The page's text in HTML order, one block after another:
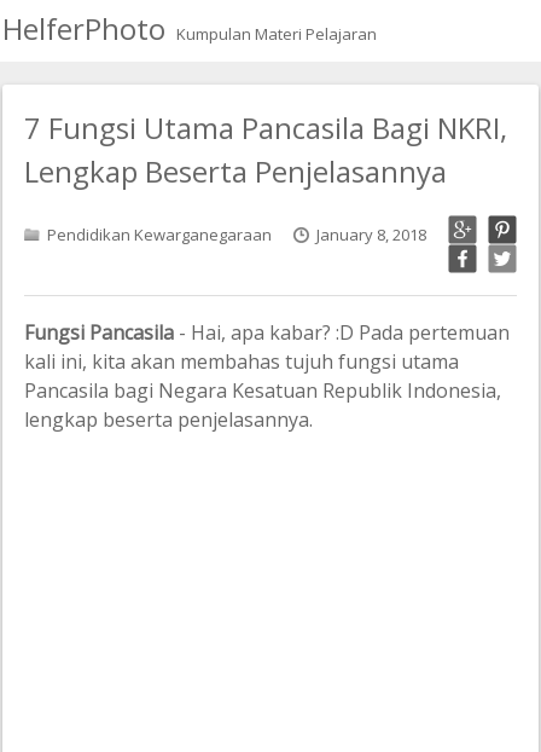
HelferPhoto Kumpulan Materi Pelajaran
7 Fungsi Utama Pancasila Bagi NKRI,
Lengkap Beserta Penjelasannya
Pendidikan Kewarganegaraan January 8, 2018
Fungsi Pancasila - Hai, apa kabar? :D Pada pertemuan
kali ini, kita akan membahas tujuh fungsi utama
Pancasila bagi Negara Kesatuan Republik Indonesia,
lengkap beserta penjelasannya.